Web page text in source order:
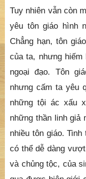
Tuy nhiên vẫn còn
yêu tôn giáo hình
Chẳng hạn, tôn
của ta, nhưng
ngoại đạo. Tôn
nhưng cấm ta yêu
những tội ác xấu
những thần linh giả
nhiều tôn giáo.
có thể dễ dàng
và chủng tộc, của